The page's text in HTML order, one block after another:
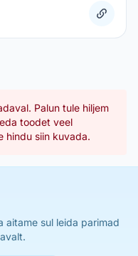
Palun tule hiljem
toodet veel
hindu siin kuvada.
aitame sul leida parimad